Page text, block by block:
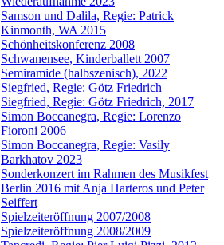
Samson und Dalila, Regie: Patrick
Kinmonth, WA 2015
Schönheitskonferenz 2008
Schwanensee, Kinderballett 2007
Semiramide (halbszenisch), 2022
Siegfried, Regie: Götz Friedrich
Siegfried, Regie: Götz Friedrich, 2017
Simon Boccanegra, Regie: Lorenzo
Fioroni 2006
Simon Boccanegra, Regie: Vasily
Barkhatov 2023
Sonderkonzert im Rahmen des Musikfest
Berlin 2016 mit Anja Harteros und Peter
Seiffert
Spielzeiteröffnung 2007/2008
Spielzeiteröffnung 2008/2009